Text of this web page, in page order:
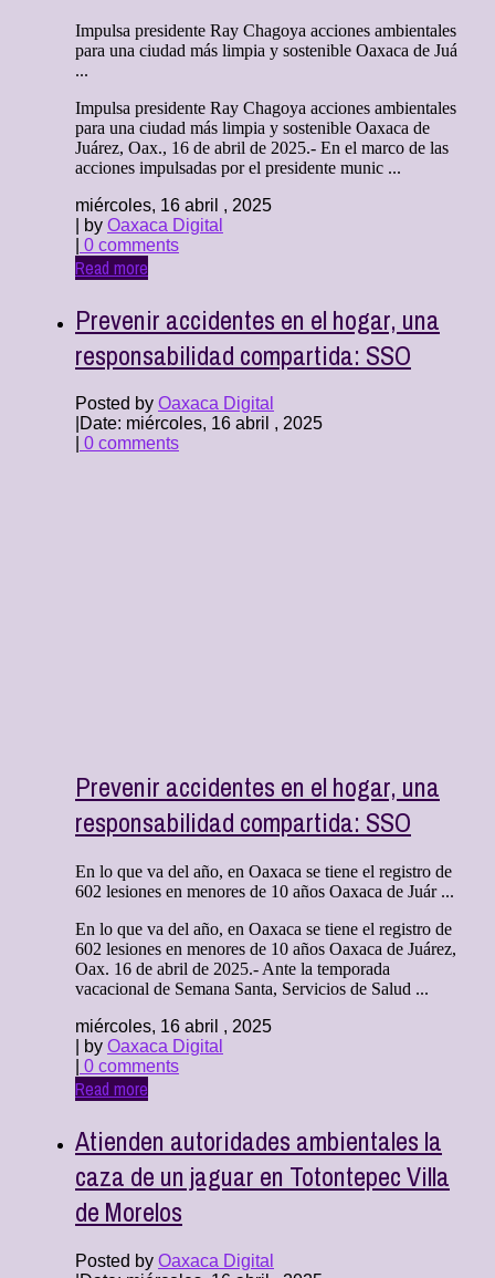
Impulsa presidente Ray Chagoya acciones ambientales
para una ciudad más limpia y sostenible Oaxaca de Juá
...
Impulsa presidente Ray Chagoya acciones ambientales
para una ciudad más limpia y sostenible Oaxaca de
Juárez, Oax., 16 de abril de 2025.- En el marco de las
acciones impulsadas por el presidente munic ...
miércoles, 16 abril , 2025
| by Oaxaca Digital
0 comments
Read more
Prevenir accidentes en el hogar, una
responsabilidad compartida: SSO
Posted by Oaxaca Digital
Date: miércoles, 16 abril , 2025
0 comments
Prevenir accidentes en el hogar, una
responsabilidad compartida: SSO
En lo que va del año, en Oaxaca se tiene el registro de
602 lesiones en menores de 10 años Oaxaca de Juár ...
En lo que va del año, en Oaxaca se tiene el registro de
602 lesiones en menores de 10 años Oaxaca de Juárez,
Oax. 16 de abril de 2025.- Ante la temporada
vacacional de Semana Santa, Servicios de Salud ...
miércoles, 16 abril , 2025
| by Oaxaca Digital
0 comments
Read more
Atienden autoridades ambientales la
caza de un jaguar en Totontepec Villa
de Morelos
Posted by Oaxaca Digital